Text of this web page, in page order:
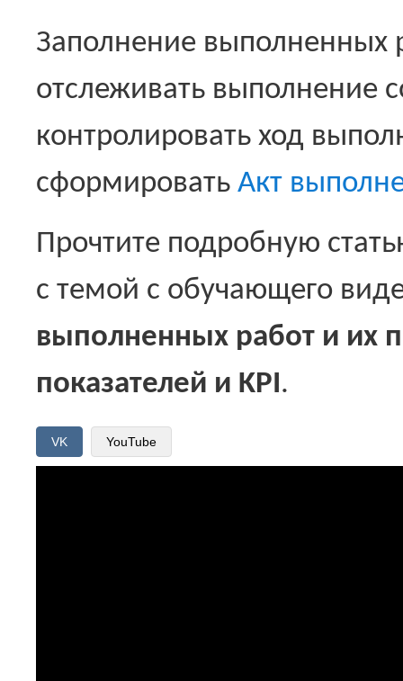
Заполнение выполненных
отслеживать выполнение
контролировать ход
сформировать Акт
Прочтите подробную
с темой с обучающего
выполненных работ и их
показателей и KPI.
VK YouTube